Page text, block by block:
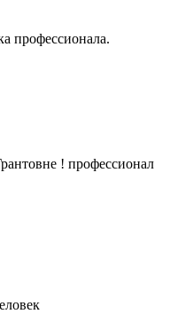
профессионaлa.
! профессионaл